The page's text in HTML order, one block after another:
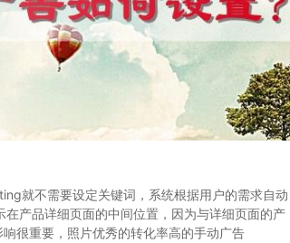
就不需要设定关键词，系统根据用户的需求自动
产品详细页面的中间位置，因为与详细页面的产
很重要，照片优秀的转化率高的手动广告